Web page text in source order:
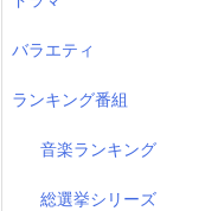
バラエティ
ランキング番組
音楽ランキング
総選挙シリーズ